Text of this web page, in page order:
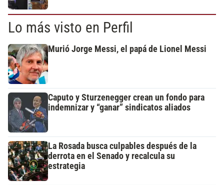
Lo más visto en Perfil
Murió Jorge Messi, el papá de Lionel Messi
Caputo y Sturzenegger crean un fondo para
indemnizar y “ganar” sindicatos aliados
La Rosada busca culpables después de la
derrota en el Senado y recalcula su
estrategia